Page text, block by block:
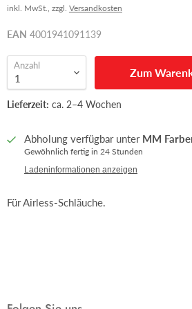
inkl. MwSt., zzgl. Versandkosten
EAN 4001941091139
Anzahl
Zum
Lieferzeit: ca. 2–4 Wochen
Abholung verfügbar unter MM
Gewöhnlich fertig in 24 Stunden
Ladeninformationen anzeigen
Für Airless-Schläuche.